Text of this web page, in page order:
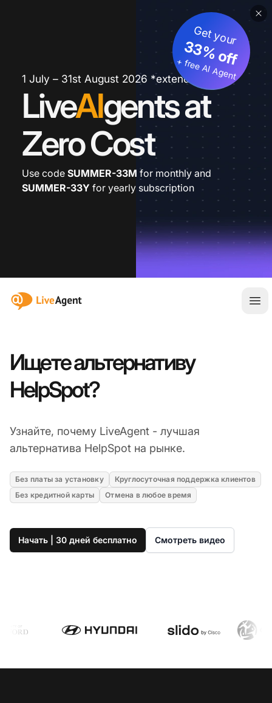
1 July – 31st August 2026 *extended
LiveAIgents at
Zero Cost
Get your
33% off
+ free AI Agent
Use code SUMMER-33M for monthly and
SUMMER-33Y for yearly subscription
:site.title
Ищете альтернативу
HelpSpot?
Узнайте, почему LiveAgent - лучшая
альтернатива HelpSpot на рынке.
Без платы за установку
Круглосуточная поддержка клиентов
Без кредитной карты
Отмена в любое время
Начать | 30 дней бесплатно Смотреть видео